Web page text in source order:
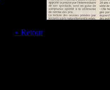
« Retour